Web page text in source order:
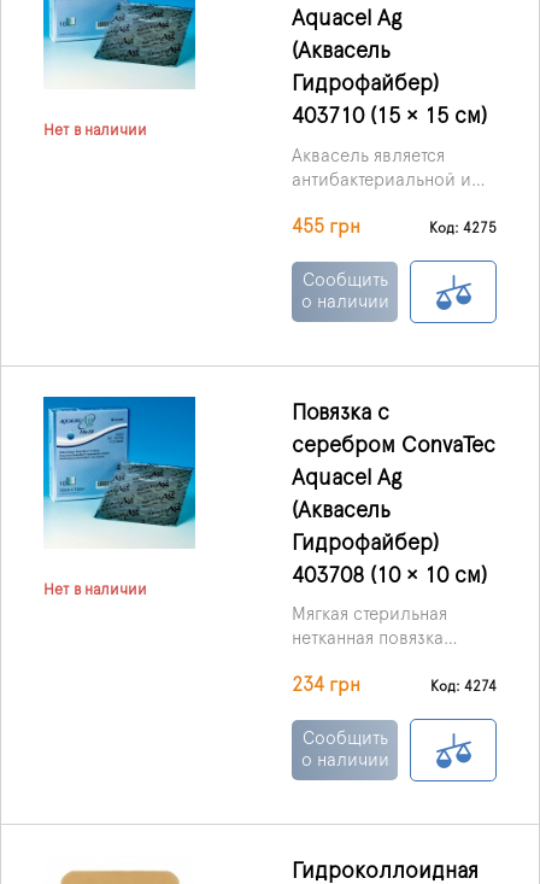
ионизированного
серебра.
Нет в наличии
Aquacel Ag
(Аквасель
Гидрофайбер)
403710 (15 × 15 см)
Аквасель является
антибактериальной и
повязкой, она
серебра. Выпускаются в
форме мягких,
стерильных нетканых
основой служит
(Hydrofiber) с
включениями
ионизированного
серебра.
455 грн Код: 4275
Сообщить
о наличии
Нет в наличии
Повязка с
серебром ConvaTec
Aquacel Ag
(Аквасель
Гидрофайбер)
403708 (10 × 10 см)
Мягкая стерильная
нетканная повязка
с серебром обладает
антимикробными
свойствами, но также и
высокой
способностью.
234 грн Код: 4274
Сообщить
о наличии
Гидроколлоидная